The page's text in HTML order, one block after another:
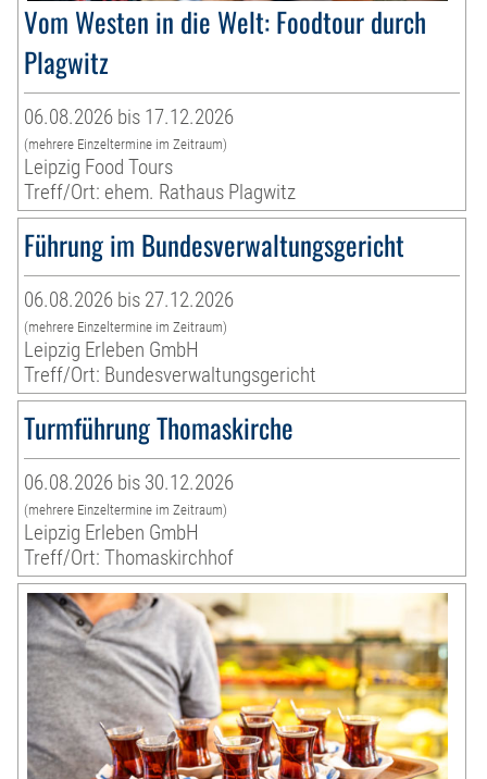
Vom Westen in die Welt: Foodtour durch
Plagwitz
06.08.2026 bis 17.12.2026
(mehrere Einzeltermine im Zeitraum)
Leipzig Food Tours
Treff/Ort: ehem. Rathaus Plagwitz
Führung im Bundesverwaltungsgericht
06.08.2026 bis 27.12.2026
(mehrere Einzeltermine im Zeitraum)
Leipzig Erleben GmbH
Treff/Ort: Bundesverwaltungsgericht
Turmführung Thomaskirche
06.08.2026 bis 30.12.2026
(mehrere Einzeltermine im Zeitraum)
Leipzig Erleben GmbH
Treff/Ort: Thomaskirchhof